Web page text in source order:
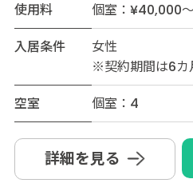
使用料
個室：¥40,000
入居条件
女性
※契約期間は6カ
空室
個室：4
詳細を見る